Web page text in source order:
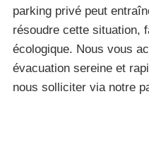
parking privé peut
résoudre cette situation,
écologique. Nous vous
évacuation sereine et
nous solliciter via notre